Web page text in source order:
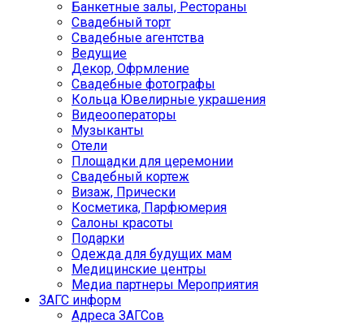
Банкетные залы, Рестораны
Свадебный торт
Свадебные агентства
Ведущие
Декор, Офрмление
Свадебные фотографы
Кольца Ювелирные украшения
Видеооператоры
Музыканты
Отели
Площадки для церемонии
Свадебный кортеж
Визаж, Прически
Косметика, Парфюмерия
Салоны красоты
Подарки
Одежда для будущих мам
Медицинские центры
Медиа партнеры Мероприятия
ЗАГС информ
Адреса ЗАГСов